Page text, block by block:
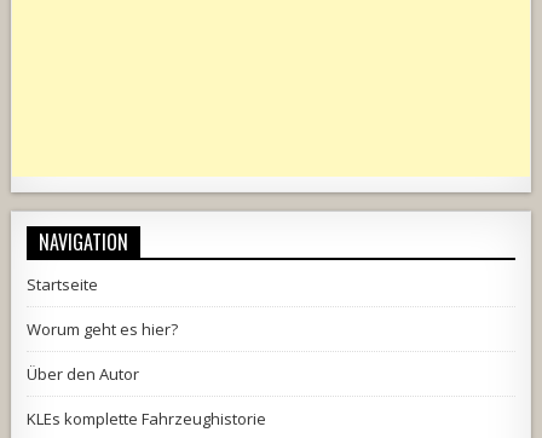
NAVIGATION
Startseite
Worum geht es hier?
Über den Autor
KLEs komplette Fahrzeughistorie